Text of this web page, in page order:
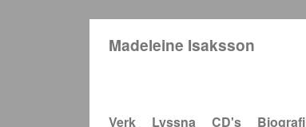
Madeleine Isaksson
Main navigation
Verk Lyssna CD's Biografi